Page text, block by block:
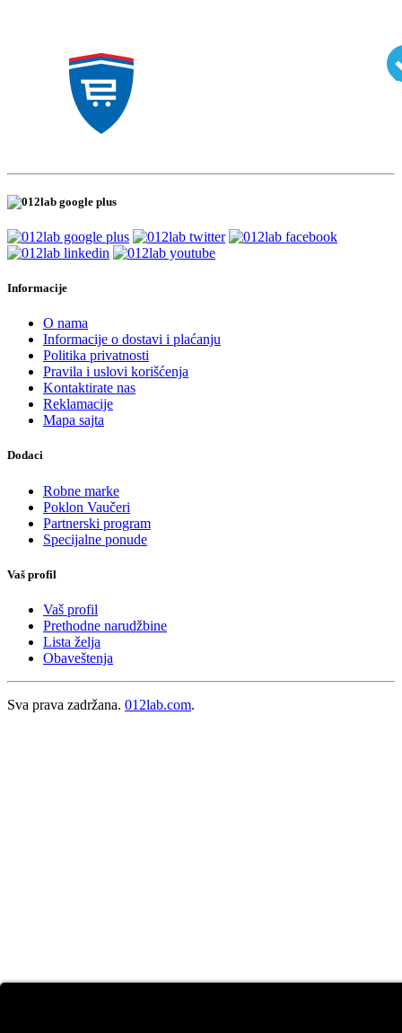
Informacije
O nama
Informacije o dostavi i plaćanju
Politika privatnosti
Pravila i uslovi korišćenja
Kontaktirate nas
Reklamacije
Mapa sajta
Dodaci
Robne marke
Poklon Vaučeri
Partnerski program
Specijalne ponude
Vaš profil
Vaš profil
Prethodne narudžbine
Lista želja
Obaveštenja
Sva prava zadržana. 012lab.com.